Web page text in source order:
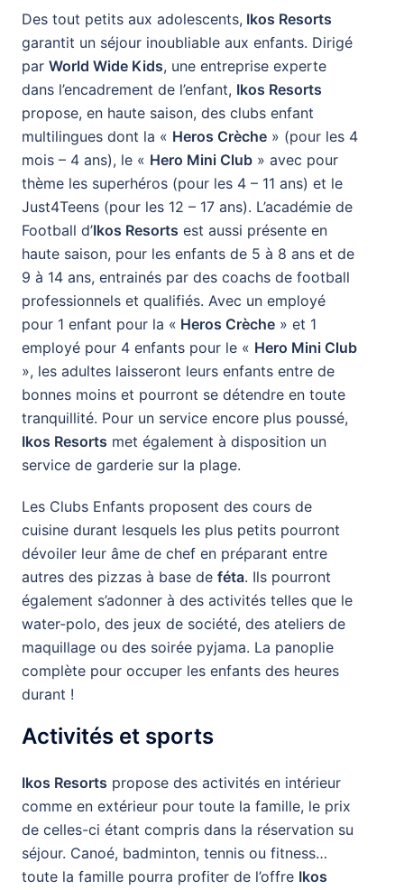
Des tout petits aux adolescents, Ikos Resorts
garantit un séjour inoubliable aux enfants. Dirigé
parWorld Wide Kids, une entreprise experte
dans l’encadrement de l’enfant, Ikos Resorts
propose, en haute saison, des clubs enfant
multilingues dont la « Heros Crèche » (pour les 4
mois – 4 ans), le « Hero Mini Club » avec pour
thème les superhéros (pour les 4 – 11 ans) et le
Just4Teens (pour les 12 – 17 ans). L’académie de
Football d’Ikos Resorts est aussi présente en
haute saison, pour les enfants de 5 à 8 ans et de
9 à 14 ans, entrainés par des coachs de football
professionnels et qualifiés. Avec un employé
pour 1 enfant pour la « Heros Crèche » et 1
employé pour 4 enfants pour le « Hero Mini Club
», les adultes laisseront leurs enfants entre de
bonnes moins et pourront se détendre en toute
tranquillité. Pour un service encore plus poussé,
Ikos Resorts met également à disposition un
service de garderie sur la plage.
Les Clubs Enfants proposent des cours de
cuisine durant lesquels les plus petits pourront
dévoiler leur âme de chef en préparant entre
autres des pizzas à base deféta. Ils pourront
également s’adonner à des activités telles que le
water-polo, des jeux de société, des ateliers de
maquillage ou des soirée pyjama. La panoplie
complète pour occuper les enfants des heures
durant !
Activités et sports
Ikos Resorts propose des activités en intérieur
comme en extérieur pour toute la famille, le prix
de celles-ci étant compris dans la réservation su
séjour. Canoé, badminton, tennis ou fitness…
toute la famille pourra profiter de l’offre Ikos